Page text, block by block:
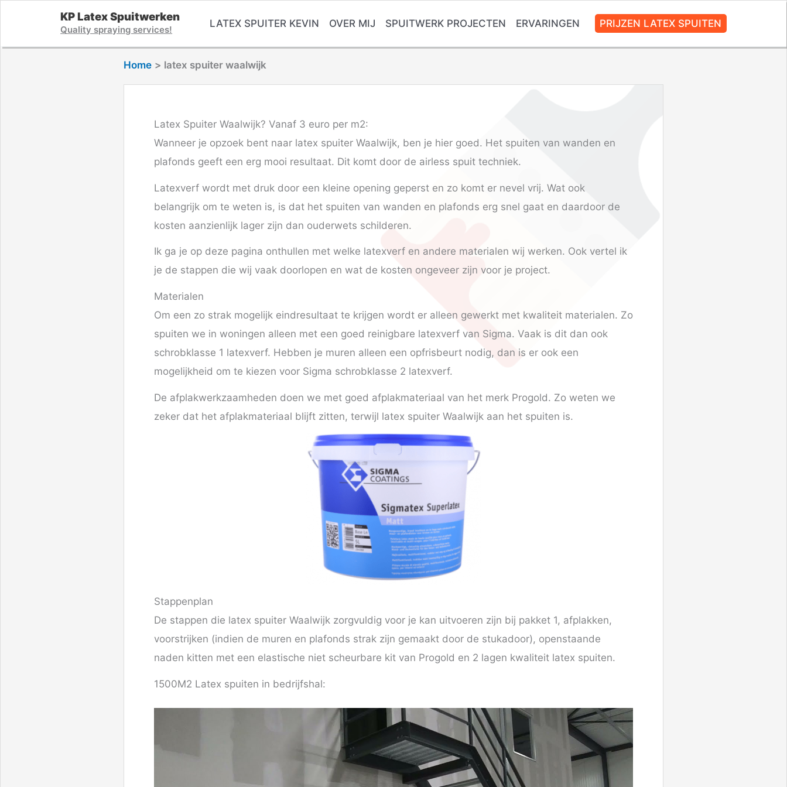
de
KP Latex Spuitwerken
Quality spraying services!
LATEX SPUITER KEVIN OVER MIJ SPUITWERK PROJECTEN ERVARINGEN PRIJZEN LATEX SPUITEN
Home latex spuiter waalwijk
Latex Spuiter Waalwijk? Vanaf 3 euro per m2:
Wanneer je opzoek bent naar latex spuiter Waalwijk, ben je hier goed. Het spuiten van wanden en
plafonds geeft een erg mooi resultaat. Dit komt door de airless spuit techniek.
Latexverf wordt met druk door een kleine opening geperst en zo komt er nevel vrij. Wat ook
belangrijk om te weten is, is dat het spuiten van wanden en plafonds erg snel gaat en daardoor de
kosten aanzienlijk lager zijn dan ouderwets schilderen.
Ik ga je op deze pagina onthullen met welke latexverf en andere materialen wij werken. Ook vertel ik
je de stappen die wij vaak doorlopen en wat de kosten ongeveer zijn voor je project.
Materialen
Om een zo strak mogelijk eindresultaat te krijgen wordt er alleen gewerkt met kwaliteit materialen. Zo
spuiten we in woningen alleen met een goed reinigbare latexverf van Sigma. Vaak is dit dan ook
schrobklasse 1 latexverf. Hebben je muren alleen een opfrisbeurt nodig, dan is er ook een
mogelijkheid om te kiezen voor Sigma schrobklasse 2 latexverf.
De afplakwerkzaamheden doen we met goed afplakmateriaal van het merk Progold. Zo weten we
zeker dat het afplakmateriaal blijft zitten, terwijl latex spuiter Waalwijk aan het spuiten is.
Stappenplan
De stappen die latex spuiter Waalwijk zorgvuldig voor je kan uitvoeren zijn bij pakket 1, afplakken,
voorstrijken (indien de muren en plafonds strak zijn gemaakt door de stukadoor), openstaande
naden kitten met een elastische niet scheurbare kit van Progold en 2 lagen kwaliteit latex spuiten.
1500M2 Latex spuiten in bedrijfshal: